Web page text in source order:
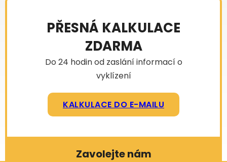
PŘESNÁ KALKULACE
ZDARMA
Do 24 hodin od zaslání informací o
vyklízení
KALKULACE DO E-MAILU
Zavolejte nám